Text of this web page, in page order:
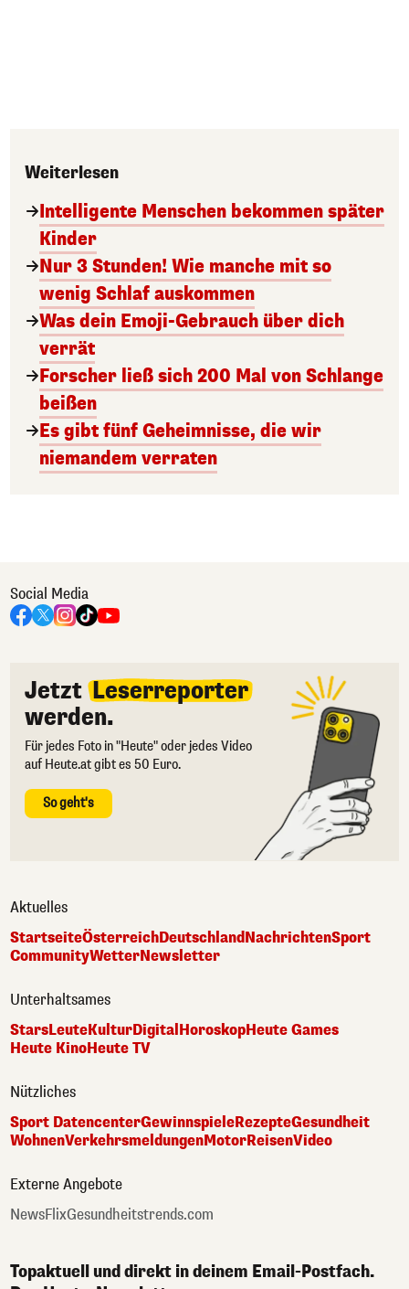
Weiterlesen
Intelligente Menschen bekommen später
Kinder
Nur 3 Stunden! Wie manche mit so
wenig Schlaf auskommen
Was dein Emoji-Gebrauch über dich
verrät
Forscher ließ sich 200 Mal von Schlange
beißen
Es gibt fünf Geheimnisse, die wir
niemandem verraten
Social Media
Jetzt Leserreporter
werden.
Für jedes Foto in "Heute" oder jedes Video
auf Heute.at gibt es 50 Euro.
So geht's
Aktuelles
StartseiteÖsterreichDeutschlandNachrichtenSport
CommunityWetterNewsletter
Unterhaltsames
StarsLeuteKulturDigitalHoroskopHeute Games
Heute KinoHeute TV
Nützliches
Sport DatencenterGewinnspieleRezepteGesundheit
WohnenVerkehrsmeldungenMotorReisenVideo
Externe Angebote
NewsFlixGesundheitstrends.com
Topaktuell und direkt in deinem Email-Postfach.